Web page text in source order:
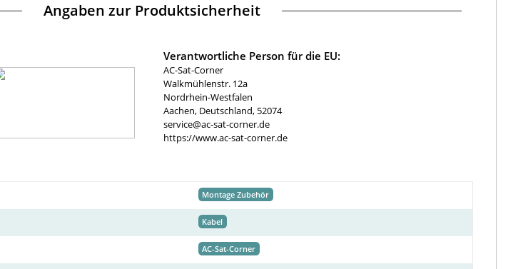
Angaben zur Produktsicherheit
Verantwortliche Person für die EU:
AC-Sat-Corner
Walkmühlenstr. 12a
Nordrhein-Westfalen
Aachen, Deutschland, 52074
service@ac-sat-corner.de
https://www.ac-sat-corner.de
Montage Zubehör
Kabel
AC-Sat-Corner